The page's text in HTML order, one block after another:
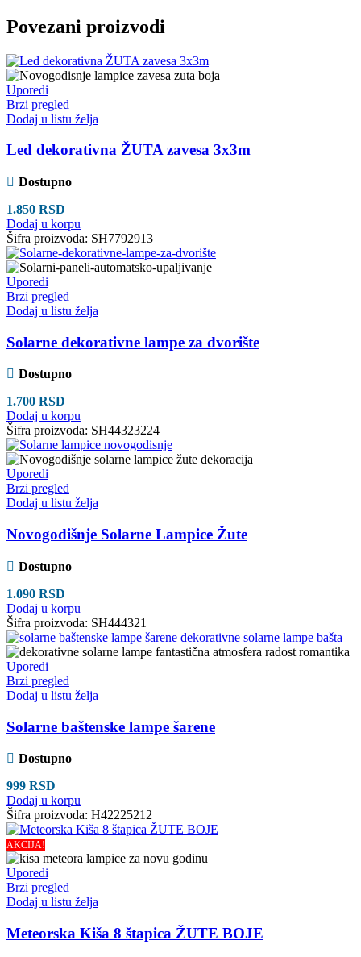
Povezani proizvodi
Uporedi
Brzi pregled
Dodaj u listu želja
Led dekorativna ŽUTA zavesa 3x3m
Dostupno
1.850 RSD
Dodaj u korpu
Šifra proizvoda: SH7792913
Uporedi
Brzi pregled
Dodaj u listu želja
Solarne dekorativne lampe za dvorište
Dostupno
1.700 RSD
Dodaj u korpu
Šifra proizvoda: SH44323224
Uporedi
Brzi pregled
Dodaj u listu želja
Novogodišnje Solarne Lampice Žute
Dostupno
1.090 RSD
Dodaj u korpu
Šifra proizvoda: SH444321
Uporedi
Brzi pregled
Dodaj u listu želja
Solarne baštenske lampe šarene
Dostupno
999 RSD
Dodaj u korpu
Šifra proizvoda: H42225212
AKCIJA!
Uporedi
Brzi pregled
Dodaj u listu želja
Meteorska Kiša 8 štapica ŽUTE BOJE